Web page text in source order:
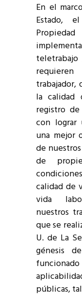
En el
Estado,
teletrabajo
trabajador,
la calidad
registro
con lograr
una mejor
de
de
calidad de
vida
nuestros
que se
U. de La
génesis
públicas,